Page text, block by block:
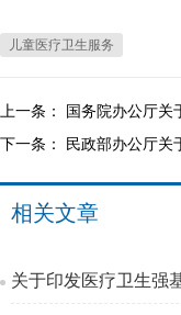
儿童医疗卫生服务
上一条： 国务院办公厅关
下一条：
民政部办公厅关
相关文章
关于印发医疗卫生强